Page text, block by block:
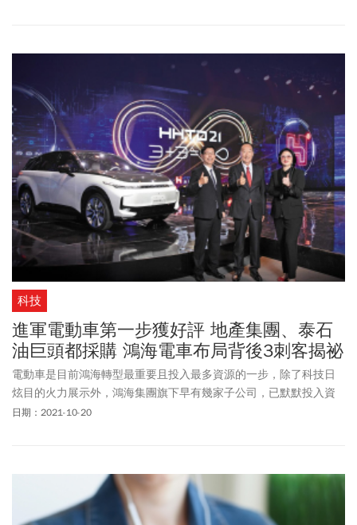
科技
進軍電動車第一步獲好評 地產集團、泰石
油巨頭都採購 鴻海電車布局背後3刺客揭祕
電動車是目前鴻海轉型最重要且投入最多資源的一步，除了科技日
炫目的火力展示外，鴻海集團旗下早有幾家子公司，已默默投入資
源進軍汽車產業，如今也華麗轉身，成為鴻海電動車策略下的一員
日期：2021-10-20